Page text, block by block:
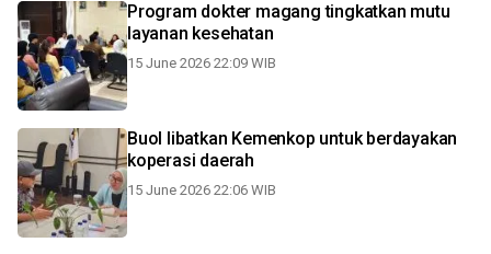
Program dokter magang tingkatkan mutu
layanan kesehatan
15 June 2026 22:09 WIB
Buol libatkan Kemenkop untuk berdayakan
koperasi daerah
15 June 2026 22:06 WIB